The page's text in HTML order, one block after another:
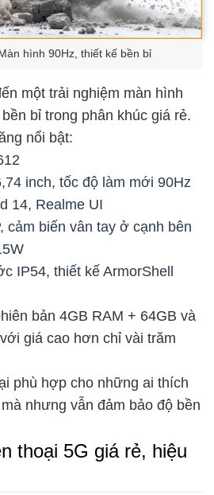
hình 90Hz, thiết kế bền bỉ
một trải nghiệm màn hình
bỉ trong phân khúc giá rẻ.
nổi bật:
inch, tốc độ làm mới 90Hz
14, Realme UI
cảm biến vân tay ở cạnh bên
IP54, thiết kế ArmorShell
bản 4GB RAM + 64GB và
giá cao hơn chỉ vài trăm
phù hợp cho những ai thích
nhưng vẫn đảm bảo độ bền
thoại 5G giá rẻ, hiệu